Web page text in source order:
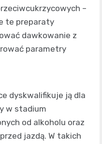
–
te preparaty
dawkowanie z
parametry
dyskwalifikuje ją dla
w stadium
od alkoholu oraz
jazdą. W takich